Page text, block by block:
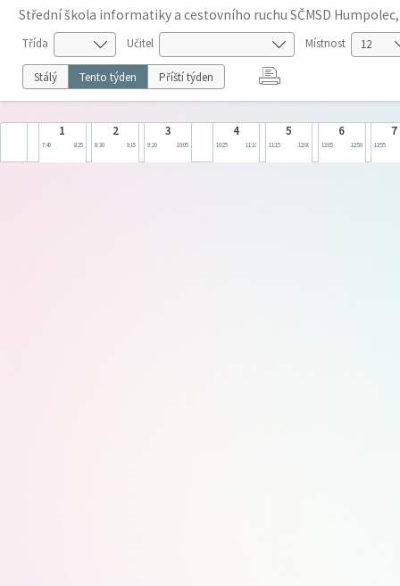
Střední škola informatiky a cestovního ruchu SČMSD Humpolec,
Třída Učitel Místnost
Stálý Tento týden Příští týden
1
7:40 8:25
2
8:30 9:15
3
9:20 10:05
4
10:25 11:10
5
11:15 12:00
6
12:05 12:50
7
12:55